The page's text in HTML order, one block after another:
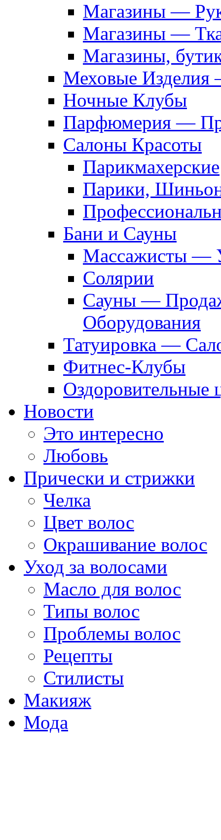
Магазины —
Магазины —
Магазины,
Меховые Изделия
Ночные Клубы
Парфюмерия —
Салоны Красоты
Парикмахерские
Парики,
Бани и Сауны
Массажисты —
Солярии
Сауны —
Оборудования
Татуировка —
Фитнес-Клубы
Оздоровительные
Новости
Это интересно
Любовь
Прически и стрижки
Челка
Цвет волос
Окрашивание волос
Уход за волосами
Масло для волос
Типы волос
Проблемы волос
Рецепты
Стилисты
Макияж
Мода